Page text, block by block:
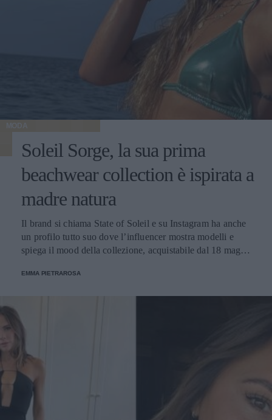
MODA
Soleil Sorge, la sua prima
beachwear collection è ispirata a
madre natura
Il brand si chiama State of Soleil e su Instagram ha anche
un profilo tutto suo dove l’influencer mostra modelli e
spiega il mood della collezione, acquistabile dal 18 maggio
aria, fuoco, spirito e terra e sono sensuali e colorati.
EMMA PIETRAROSA